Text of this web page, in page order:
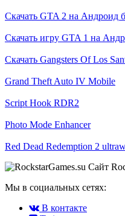
Скачать GTA 2 на Андроид
Скачать игру GTA 1 на
Скачать Gangsters Of Los
Grand Theft Auto IV Mobile
Script Hook RDR2
Photo Mode Enhancer
Red Dead Redemption 2
Сайт
Мы в социальных сетях:
В контакте